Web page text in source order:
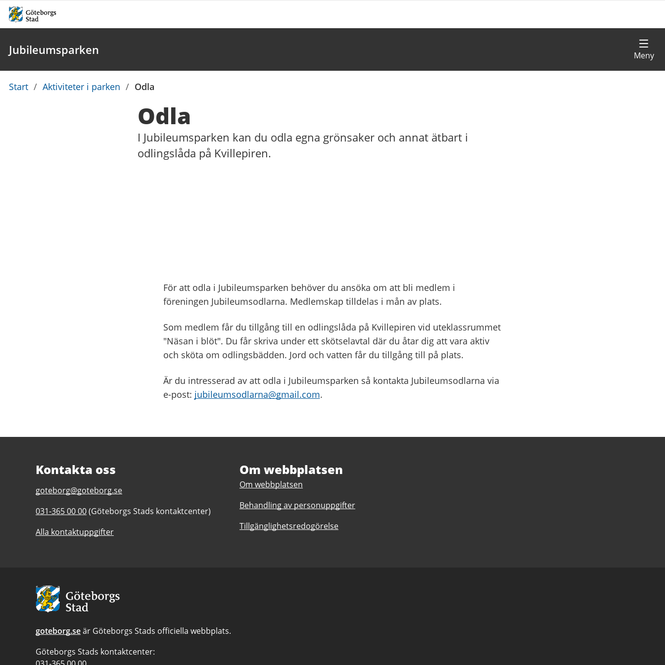
Jubileumsparken
Du
Start / Aktiviteter i parken / Odla
Odla
I Jubileumsparken kan du odla egna grönsaker och annat ätbart i
odlingslåda på Kvillepiren.
För att odla i Jubileumsparken behöver du ansöka om att bli medlem i
föreningen Jubileumsodlarna. Medlemskap tilldelas i mån av plats.
Som medlem får du tillgång till en odlingslåda på Kvillepiren vid uteklassrummet
"Näsan i blöt". Du får skriva under ett skötselavtal där du åtar dig att vara aktiv
och sköta om odlingsbädden. Jord och vatten får du tillgång till på plats.
Är du intresserad av att odla i Jubileumsparken så kontakta Jubileumsodlarna via
e-post: jubileumsodlarna@gmail.com.
Kontakta oss
E-
till
Jubileumsparken
goteborg@goteborg.se
Telefonnummer
Jubileumsparken
031-365 00 00(Göteborgs Stads kontaktcenter)
Alla kontaktuppgifter
Om webbplatsen
Om webbplatsen
Behandling av personuppgifter
Tillgänglighetsredogörelse
Avsändare:
Göteborgs
Stad
goteborg.seär Göteborgs Stads officiella webbplats.
Göteborgs Stads kontaktcenter: